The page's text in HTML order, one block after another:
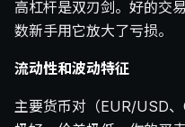
高杠杆是双刃剑。好的交
数新手用它放大了亏损。
流动性和波动特征
主要货币对（EUR/USD